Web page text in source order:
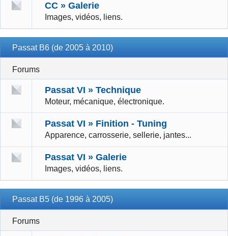
CC » Galerie
Images, vidéos, liens.
Passat B6 (de 2005 à 2010)
Forums
Passat VI » Technique
Moteur, mécanique, électronique.
Passat VI » Finition - Tuning
Apparence, carrosserie, sellerie, jantes...
Passat VI » Galerie
Images, vidéos, liens.
Passat B5 (de 1996 à 2005)
Forums